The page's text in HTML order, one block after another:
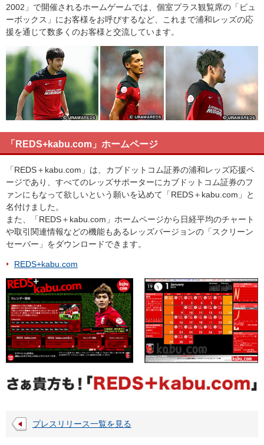
2002」で開催されるホームゲームでは、個室プラス観覧席の「ビュ
ーボックス」にお客様をお呼びするなど、これまで浦和レッズの応
援を通じて数多くのお客様と交流しています。
「REDS+kabu.com」ホームページ
「REDS＋kabu.com」は、カブドットコム証券の浦和レッズ応援ペ
ージであり、すべてのレッズサポーターにカブドットコム証券のフ
ァンにもなって欲しいという願いを込めて「REDS＋kabu.com」と
名付けました。
また、「REDS＋kabu.com」ホームページから日経平均のチャート
や取引関連情報などの機能もあるレッズバージョンの「スクリーン
セーバー」をダウンロードできます。
REDS+kabu.com
プレスリリース一覧を見る